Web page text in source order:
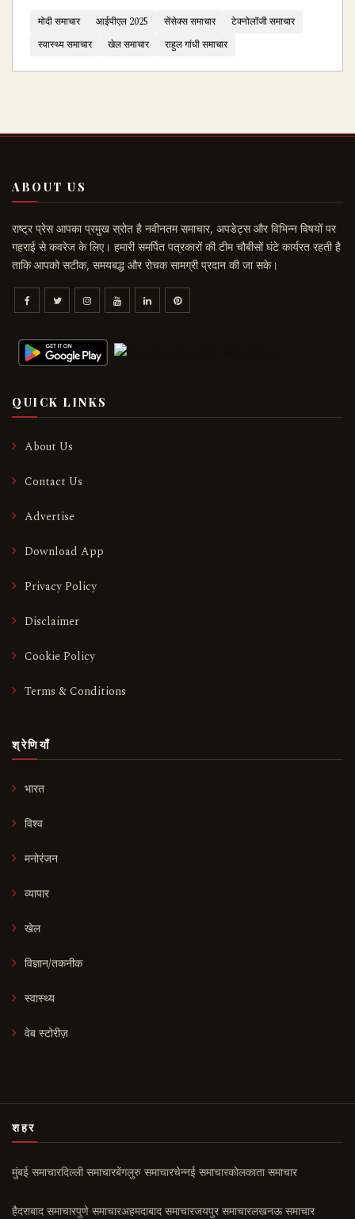
मोदी समाचार आईपीएल 2025 सेंसेक्स समाचार
टेक्नोलॉजी समाचार
स्वास्थ्य समाचार
खेल समाचार राहुल गांधी समाचार
ABOUT US
राष्ट्र प्रेस आपका प्रमुख स्रोत है नवीनतम समाचार, अपडेट्स और विभिन्न विषयों पर
गहराई से कवरेज के लिए। हमारी समर्पित पत्रकारों की टीम चौबीसों घंटे कार्यरत रहती है
ताकि आपको सटीक, समयबद्ध और रोचक सामग्री प्रदान की जा सके।
QUICK LINKS
About Us
Contact Us
Advertise
Download App
Privacy Policy
Disclaimer
Cookie Policy
Terms & Conditions
श्रेणियाँ
भारत
विश्व
मनोरंजन
व्यापार
खेल
विज्ञान/तकनीक
स्वास्थ्य
वेब स्टोरीज़
शहर
मुंबई समाचारदिल्ली समाचारबेंगलुरु समाचारचेन्नई समाचारकोलकाता समाचार
हैदराबाद समाचारपुणे समाचारअहमदाबाद समाचारजयपुर समाचारलखनऊ समाचार